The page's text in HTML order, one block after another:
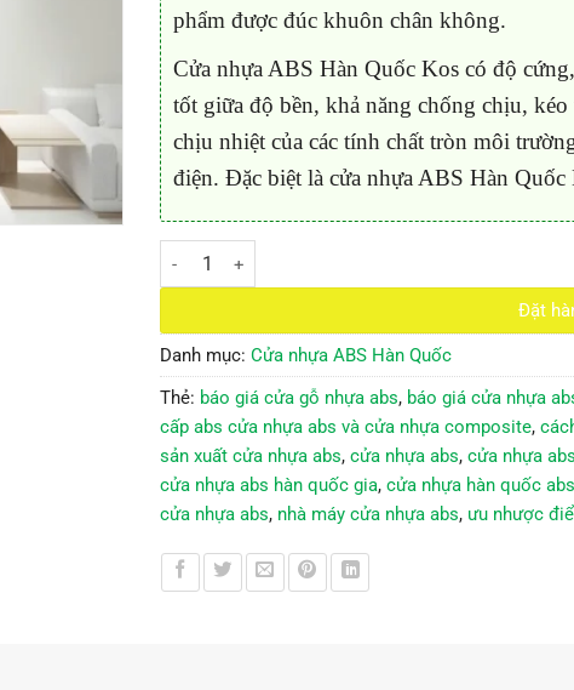
phẩm được đúc khuôn chân không.
Cửa nhựa ABS Hàn Quốc Kos có độ
tốt giữa độ bền, khả năng chống chịu,
chịu nhiệt của các tính chất tròn môi
điện. Đặc biệt là cửa nhựa ABS Hàn
Cửa Nhựa ABS Hàn Quốc KOS KD.03 số lượng
Đặt
Danh mục: Cửa nhựa ABS Hàn Quốc
Thẻ: báo giá cửa gỗ nhựa abs, báo giá cửa nhựa
cấp abs cửa nhựa abs và cửa nhựa composite,
sản xuất cửa nhựa abs, cửa nhựa abs, cửa nhựa
cửa nhựa abs hàn quốc gia, cửa nhựa hàn quốc
cửa nhựa abs, nhà máy cửa nhựa abs, ưu nhược